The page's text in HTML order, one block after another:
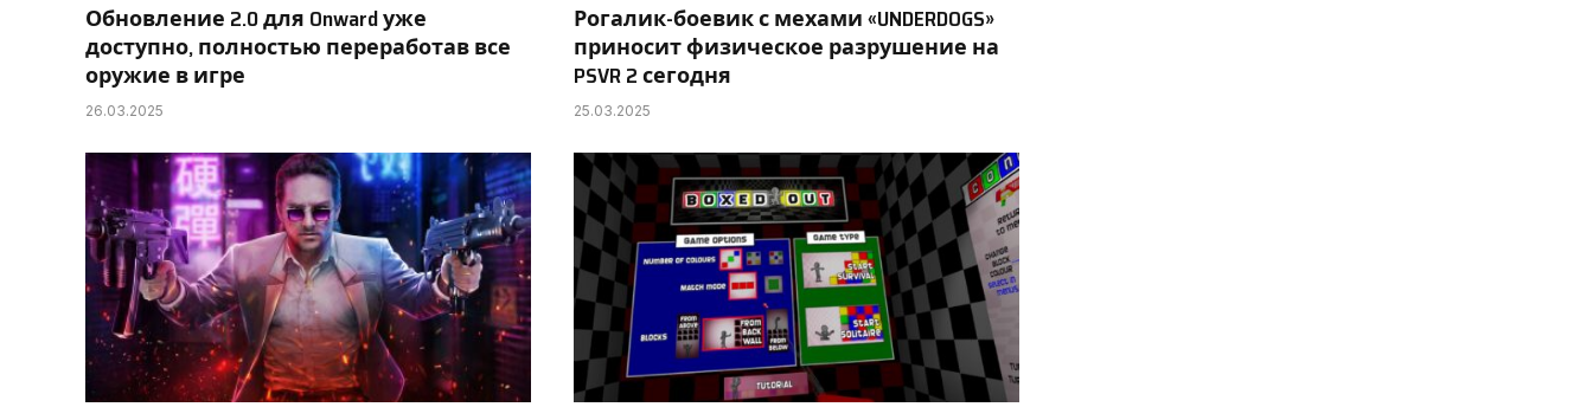
Обновление 2.0 для Onward уже
доступно, полностью переработав все
оружие в игре
26.03.2025
Рогалик-боевик с мехами «UNDERDOGS»
приносит физическое разрушение на
PSVR 2 сегодня
25.03.2025